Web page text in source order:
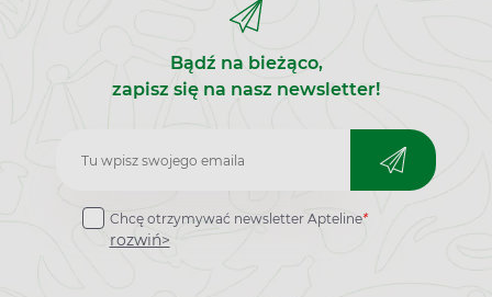
Bądź na bieżąco,
zapisz się na nasz newsletter!
Zapisz
do
newslettera
Chcę otrzymywać newsletter Apteline*
rozwiń>